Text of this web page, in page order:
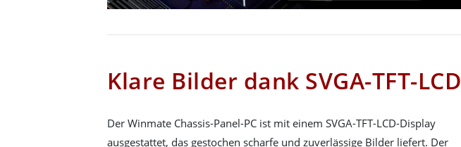
Klare Bilder dank SVGA-TFT-LCD
Der Winmate Chassis-Panel-PC ist mit einem SVGA-TFT-LCD-Display
ausgestattet, das gestochen scharfe und zuverlässige Bilder liefert. Der